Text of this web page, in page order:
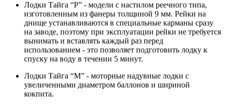
Лодки Тайга “Р” - модели с настилом реечного типа,
изготовленным из фанеры толщиной 9 мм. Рейки на
днище устанавливаются в специальные карманы сразу
на заводе, поэтому при эксплуатации рейки не требуется
вынимать и вставлять каждый раз перед
использованием - это позволяет подготовить лодку к
спуску на воду в течении 5 минут.
Лодки Тайга “М” - моторные надувные лодки с
увеличенными диаметром баллонов и шириной
кокпита.